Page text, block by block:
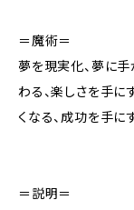
＝魔術＝
夢を現実化、夢に手
わる、楽しさを手に
くなる、成功を手に
＝説明＝